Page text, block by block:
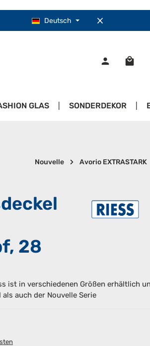
Deutsch
GLAS SONDERDEKOR
Nouvelle Avorio EXTRASTARK
28
ist in verschiedenen Größen erhältlich
auch der Nouvelle Serie